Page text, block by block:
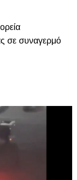
σε συναγερμό